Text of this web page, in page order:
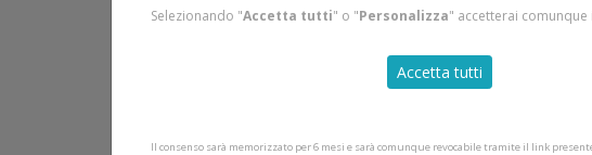
Selezionando "Accetta tutti" o "Personalizza" accetterai
Accetta tutti
Il consenso sarà memorizzato per 6 mesi e sarà comunque revocabile tramite il link